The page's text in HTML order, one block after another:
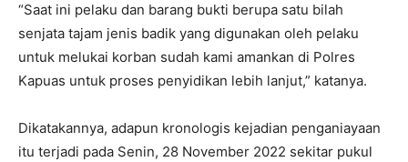
“Saat ini pelaku dan barang bukti berupa satu bilah
senjata tajam jenis badik yang digunakan oleh pelaku
untuk melukai korban sudah kami amankan di Polres
Kapuas untuk proses penyidikan lebih lanjut,” katanya.
Dikatakannya, adapun kronologis kejadian penganiayaan
itu terjadi pada Senin, 28 November 2022 sekitar pukul